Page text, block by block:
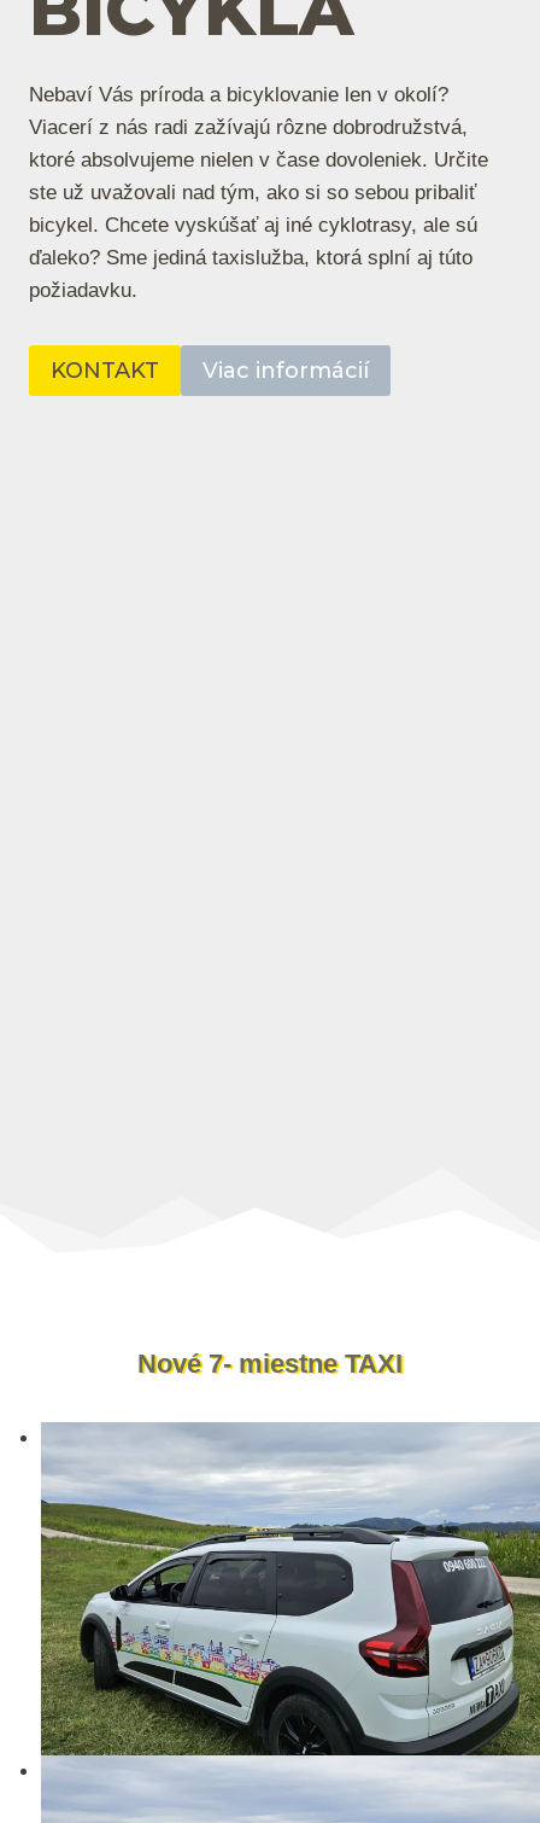
Nebaví Vás príroda a bicyklovanie len v okolí?
Viacerí z nás radi zažívajú rôzne dobrodružstvá,
ktoré absolvujeme nielen v čase dovoleniek. Určite
ste už uvažovali nad tým, ako si so sebou pribaliť
bicykel. Chcete vyskúšať aj iné cyklotrasy, ale sú
ďaleko? Sme jediná taxislužba, ktorá splní aj túto
požiadavku.
KONTAKT Viac informácií
Nové 7- miestne TAXI